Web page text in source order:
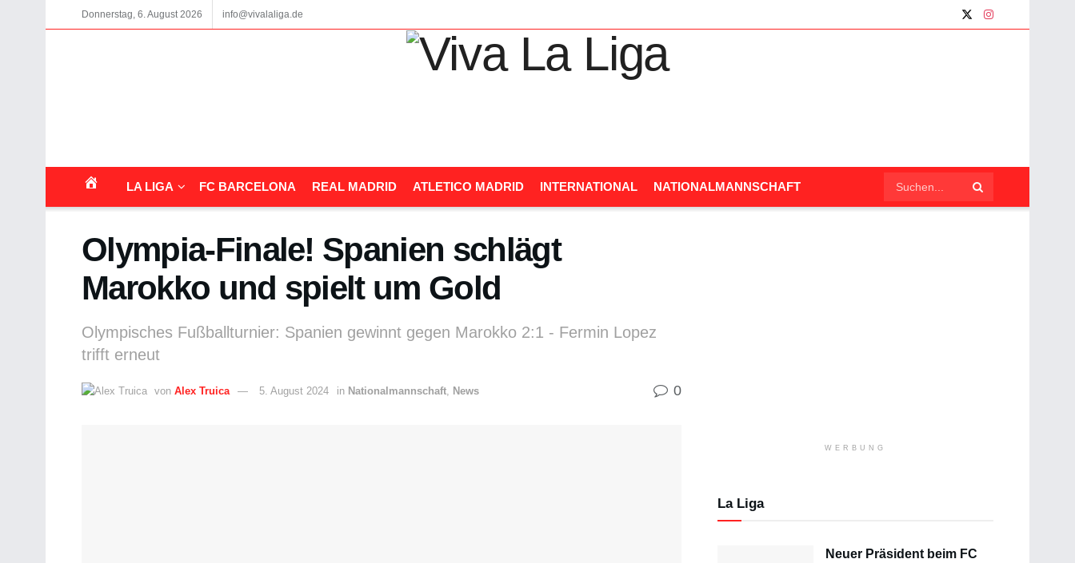
Donnerstag, 6. August 2026 info@vivalaliga.de
LA LIGA FC BARCELONA REAL MADRID ATLETICO MADRID INTERNATIONAL NATIONALMANNSCHAFT
Olympia-Finale! Spanien schlägt
Marokko und spielt um Gold
Olympisches Fußballturnier: Spanien gewinnt gegen Marokko 2:1 - Fermin Lopez
trifft erneut
von Alex Truica 5. August 2024 in Nationalmannschaft News 0
WERBUNG
La Liga
Neuer Präsident beim FC